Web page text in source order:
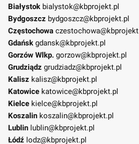
Białystok bialystok@kbprojekt.pl
Bydgoszcz bydgoszcz@kbprojekt.pl
Częstochowa
Gdańsk gdansk@kbprojekt.pl
Gorzów Wlkp. gorzow@kbprojekt.pl
Grudziądz grudziadz@kbprojekt.pl
Kalisz kalisz@kbprojekt.pl
Katowice katowice@kbprojekt.pl
Kielce kielce@kbprojekt.pl
Koszalin koszalin@kbprojekt.pl
Lublin lublin@kbprojekt.pl
Łódź lodz@kbprojekt.pl